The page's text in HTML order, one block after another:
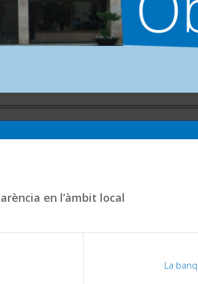
en l’àmbit local
La